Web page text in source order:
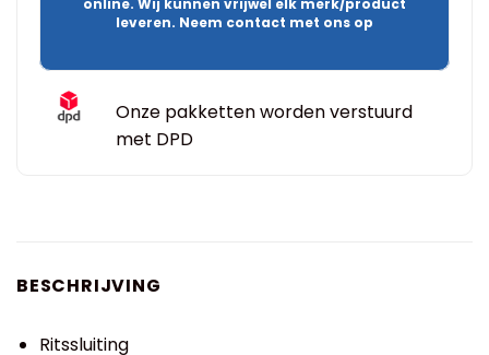
online. Wij kunnen vrijwel elk merk/product
leveren. Neem contact met ons op
Onze pakketten worden verstuurd
met DPD
BESCHRIJVING
Ritssluiting